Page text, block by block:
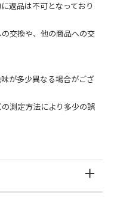
返品は不可となっており
交換や、他の商品への交
が多少異なる場合がござ
測定方法により多少の誤